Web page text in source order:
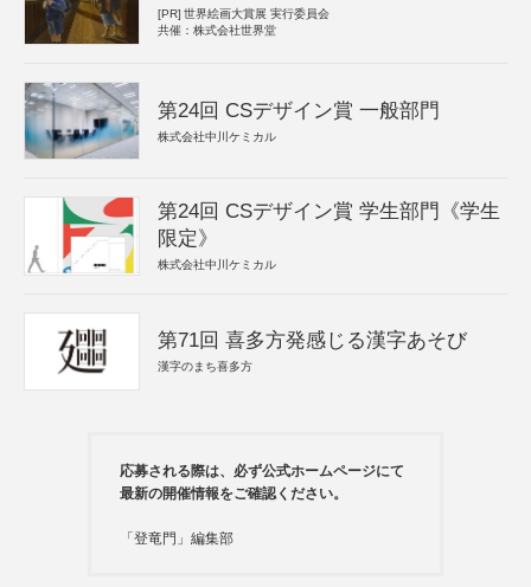
[PR] 世界絵画大賞展 実行委員会
共催：株式会社世界堂
第24回 CSデザイン賞 一般部門
株式会社中川ケミカル
第24回 CSデザイン賞 学生部門《学生
限定》
株式会社中川ケミカル
第71回 喜多方発感じる漢字あそび
漢字のまち喜多方
応募される際は、必ず公式ホームページにて
最新の開催情報をご確認ください。
「登竜門」編集部